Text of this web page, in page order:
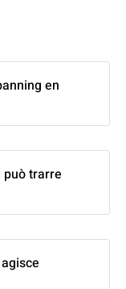
en
può trarre